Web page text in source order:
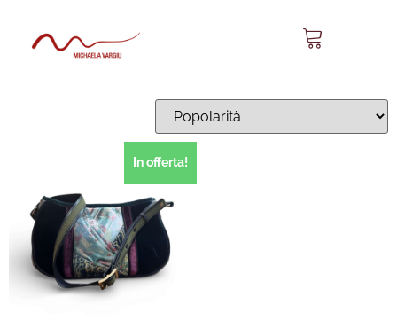
Sa Mendula 16
In offerta!